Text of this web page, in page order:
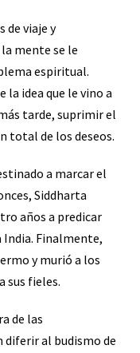
de viaje y
mente se le
espiritual.
la idea que le vino a
tarde, suprimir el
total de los deseos.
a marcar el
Siddharta
años a predicar
India. Finalmente,
y murió a los
sus fieles.
de las
diferir al budismo de